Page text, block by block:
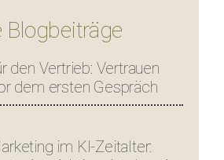
Blogbeiträge
den Vertrieb: Vertrauen
dem ersten Gespräch
im KI-Zeitalter: